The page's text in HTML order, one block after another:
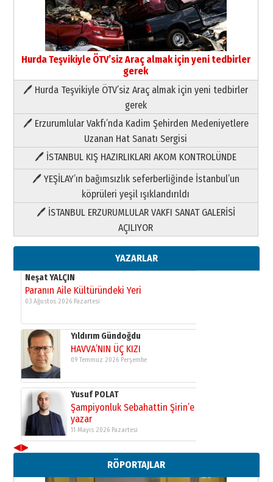
Hurda Teşvikiyle ÖTV’siz Araç almak için yeni tedbirler
gerek
🖊 Hurda Teşvikiyle ÖTV’siz Araç almak için yeni tedbirler
gerek
🖊 Erzurumlular Vakfı’nda Kadim Şehirden Medeniyetlere
Uzanan Hat Sanatı Sergisi
🖊 İSTANBUL KIŞ HAZIRLIKLARI AKOM KONTROLÜNDE
🖊 YEŞİLAY’ın bağımsızlık seferberliğinde İstanbul’un
köprüleri yeşil ışıklandırıldı
🖊 İSTANBUL ERZURUMLULAR VAKFI SANAT GALERİSİ
AÇILIYOR
YAZARLAR
Paranın Aile Kültüründeki Yeri
03 Ağustos 2026 Pazartesi
Yıldırım Gündoğdu
HAVVA’NIN ÜÇ KIZI
09 Temmuz 2026 Perşembe
Yusuf POLAT
Şampiyonluk Sebahattin Şirin’e
11 Mayıs 2026 Pazartesi
Neşat YALÇIN
Paranın Aile Kültüründeki Yeri
03 Ağustos 2026 Pazartesi
Yıldırım Gündoğdu
HAVVA’NIN ÜÇ KIZI
09 Temmuz 2026 Perşembe
Yusuf POLAT
Şampiyonluk Sebahattin Şirin’e
yazar
11 Mayıs 2026 Pazartesi
Neşat YALÇIN
Paranın Aile Kültüründeki Yeri
03 Ağustos 2026 Pazartesi
◀▶
RÖPORTAJLAR